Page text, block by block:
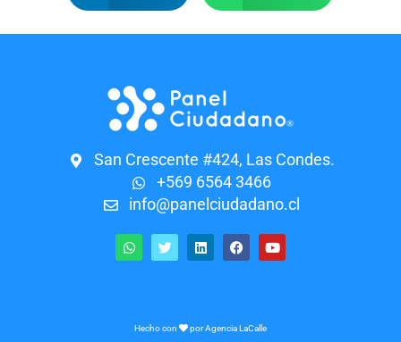
San Crescente #424, Las Condes.
+569 6564 3466
info@panelciudadano.cl
Hecho con porAgencia LaCalle